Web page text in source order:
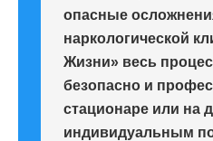
опасные
наркологической
Жизни» весь
безопасно и
стационаре или на
индивидуальным